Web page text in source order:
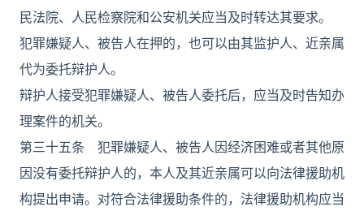
民法院、人民检察院和公安机关应当及时转达其要求。
犯罪嫌疑人、被告人在押的，也可以由其监护人、近亲属
代为委托辩护人。
辩护人接受犯罪嫌疑人、被告人委托后，应当及时告知办
理案件的机关。
第三十五条 犯罪嫌疑人、被告人因经济困难或者其他原
因没有委托辩护人的，本人及其近亲属可以向法律援助机
构提出申请。对符合法律援助条件的，法律援助机构应当